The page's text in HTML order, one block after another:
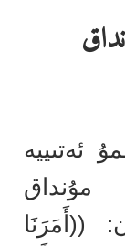
ئەتىييە
مۇنداق
((أَمَرَنَا